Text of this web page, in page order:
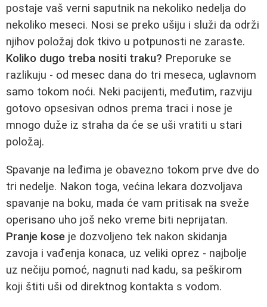
postaje vaš verni saputnik na nekoliko nedelja do
nekoliko meseci. Nosi se preko ušiju i služi da održi
njihov položaj dok tkivo u potpunosti ne zaraste.
Koliko dugo treba nositi traku? Preporuke se
razlikuju - od mesec dana do tri meseca, uglavnom
samo tokom noći. Neki pacijenti, međutim, razviju
gotovo opsesivan odnos prema traci i nose je
mnogo duže iz straha da će se uši vratiti u stari
položaj.
Spavanje na leđima je obavezno tokom prve dve do
tri nedelje. Nakon toga, većina lekara dozvoljava
spavanje na boku, mada će vam pritisak na sveže
operisano uho još neko vreme biti neprijatan.
Pranje kose je dozvoljeno tek nakon skidanja
zavoja i vađenja konaca, uz veliki oprez - najbolje
uz nečiju pomoć, nagnuti nad kadu, sa peškirom
koji štiti uši od direktnog kontakta s vodom.